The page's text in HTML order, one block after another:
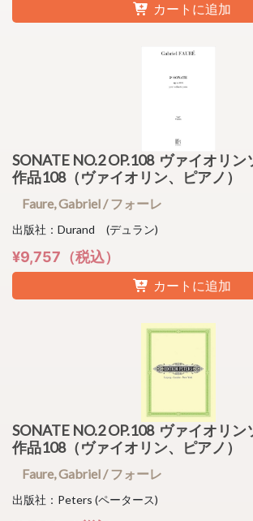
カートに追加
SONATE NO.2 OP.108 ヴァイオリ
作品108（ヴァイオリン、ピアノ）
Faure, Gabriel / フォーレ
出版社：Durand (デュラン)
¥9,757（税込）
カートに追加
SONATE NO.2 OP.108 ヴァイオリ
作品108（ヴァイオリン、ピアノ）
Faure, Gabriel / フォーレ
出版社：Peters (ペータース)